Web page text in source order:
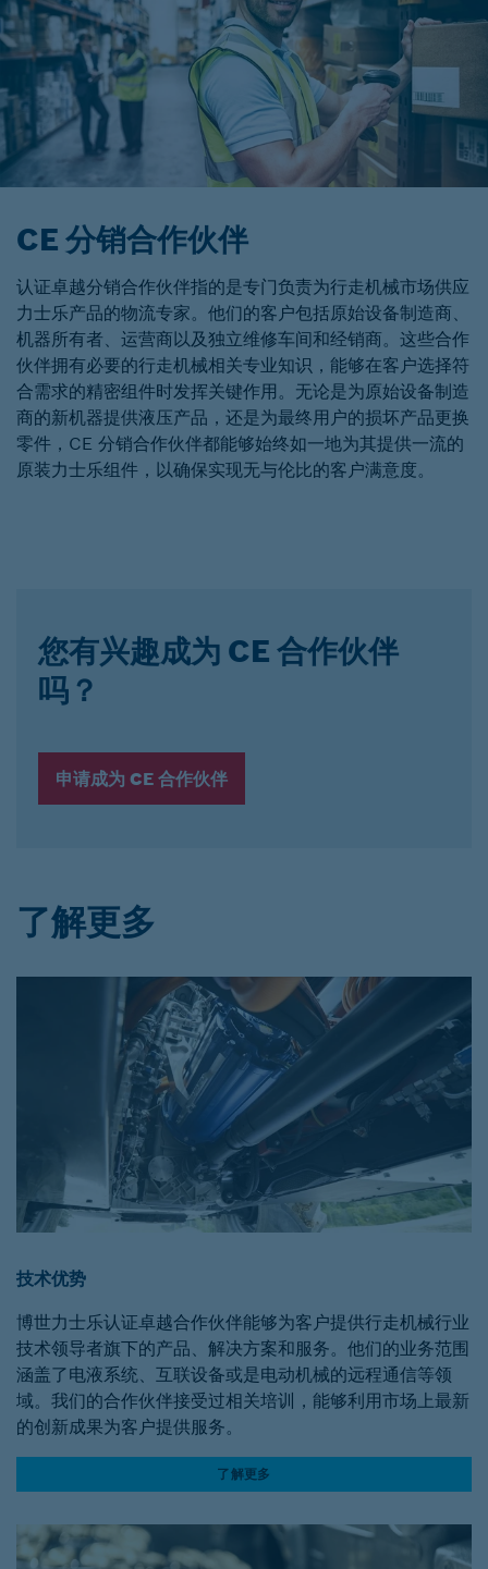
CE 分销合作伙伴
认证卓越分销合作伙伴指的是专门负责为行走机械市场供应
力士乐产品的物流专家。他们的客户包括原始设备制造商、
机器所有者、运营商以及独立维修车间和经销商。这些合作
伙伴拥有必要的行走机械相关专业知识，能够在客户选择符
合需求的精密组件时发挥关键作用。无论是为原始设备制造
商的新机器提供液压产品，还是为最终用户的损坏产品更换
零件，CE 分销合作伙伴都能够始终如一地为其提供一流的
原装力士乐组件，以确保实现无与伦比的客户满意度。
您有兴趣成为 CE 合作伙伴
吗？
申请成为 CE 合作伙伴
了解更多
技术优势
博世力士乐认证卓越合作伙伴能够为客户提供行走机械行业
技术领导者旗下的产品、解决方案和服务。他们的业务范围
涵盖了电液系统、互联设备或是电动机械的远程通信等领
域。我们的合作伙伴接受过相关培训，能够利用市场上最新
的创新成果为客户提供服务。
了解更多